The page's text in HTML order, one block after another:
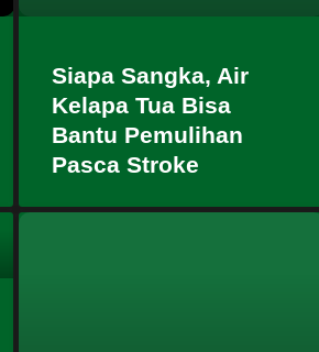
Siapa Sangka, Air
Kelapa Tua Bisa
Bantu Pemulihan
Pasca Stroke